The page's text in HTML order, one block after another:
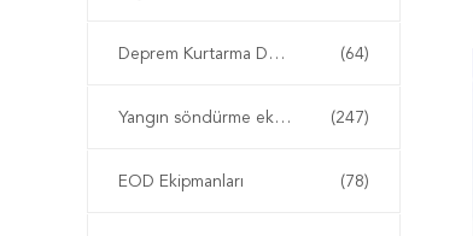
Deprem Kurtarma Donanımı (64)
Yangın söndürme ekipmanı (247)
EOD Ekipmanları (78)